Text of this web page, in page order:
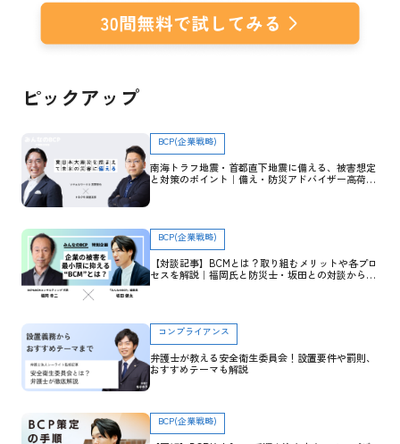
ピックアップ
BCP(企業戦略)
南海トラフ地震・首都直下地震に備える、被害想定
と対策のポイント｜備え・防災アドバイザー高荷智
BCP(企業戦略)
【対談記事】BCMとは？取り組むメリットや各プロ
セスを解説｜福岡氏と防災士・坂田との対談から学
コンプライアンス
弁護士が教える安全衛生委員会！設置要件や罰則、
おすすめテーマも解説
BCP(企業戦略)